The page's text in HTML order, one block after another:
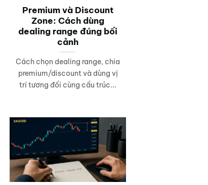
Premium và Discount
Zone: Cách dùng
dealing range đúng bối
cảnh
Cách chọn dealing range, chia
premium/discount và dùng vị
trí tương đối cùng cấu trúc...